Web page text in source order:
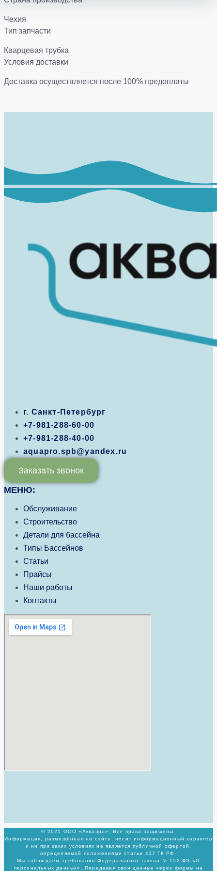
Чехия
Тип запчасти
Кварцевая трубка
Условия доставки
Доставка осуществляется после 100% предоплаты
г. Санкт-Петербург
+7-981-288-60-00
+7-981-288-40-00
aquapro.spb@yandex.ru
Заказать звонок
МЕНЮ:
Обслуживание
Строительство
Детали для бассейна
Типы Бассейнов
Статьи
Прайсы
Наши работы
Контакты
© 2025 ООО «Аквапро». Все права защищены.
Информация, размещённая на сайте, носит информационный характер
и ни при каких условиях не является публичной офертой,
определяемой положениями статьи 437 ГК РФ.
Мы соблюдаем требования Федерального закона № 152-ФЗ «О
персональных данных». Передавая свои данные через формы на